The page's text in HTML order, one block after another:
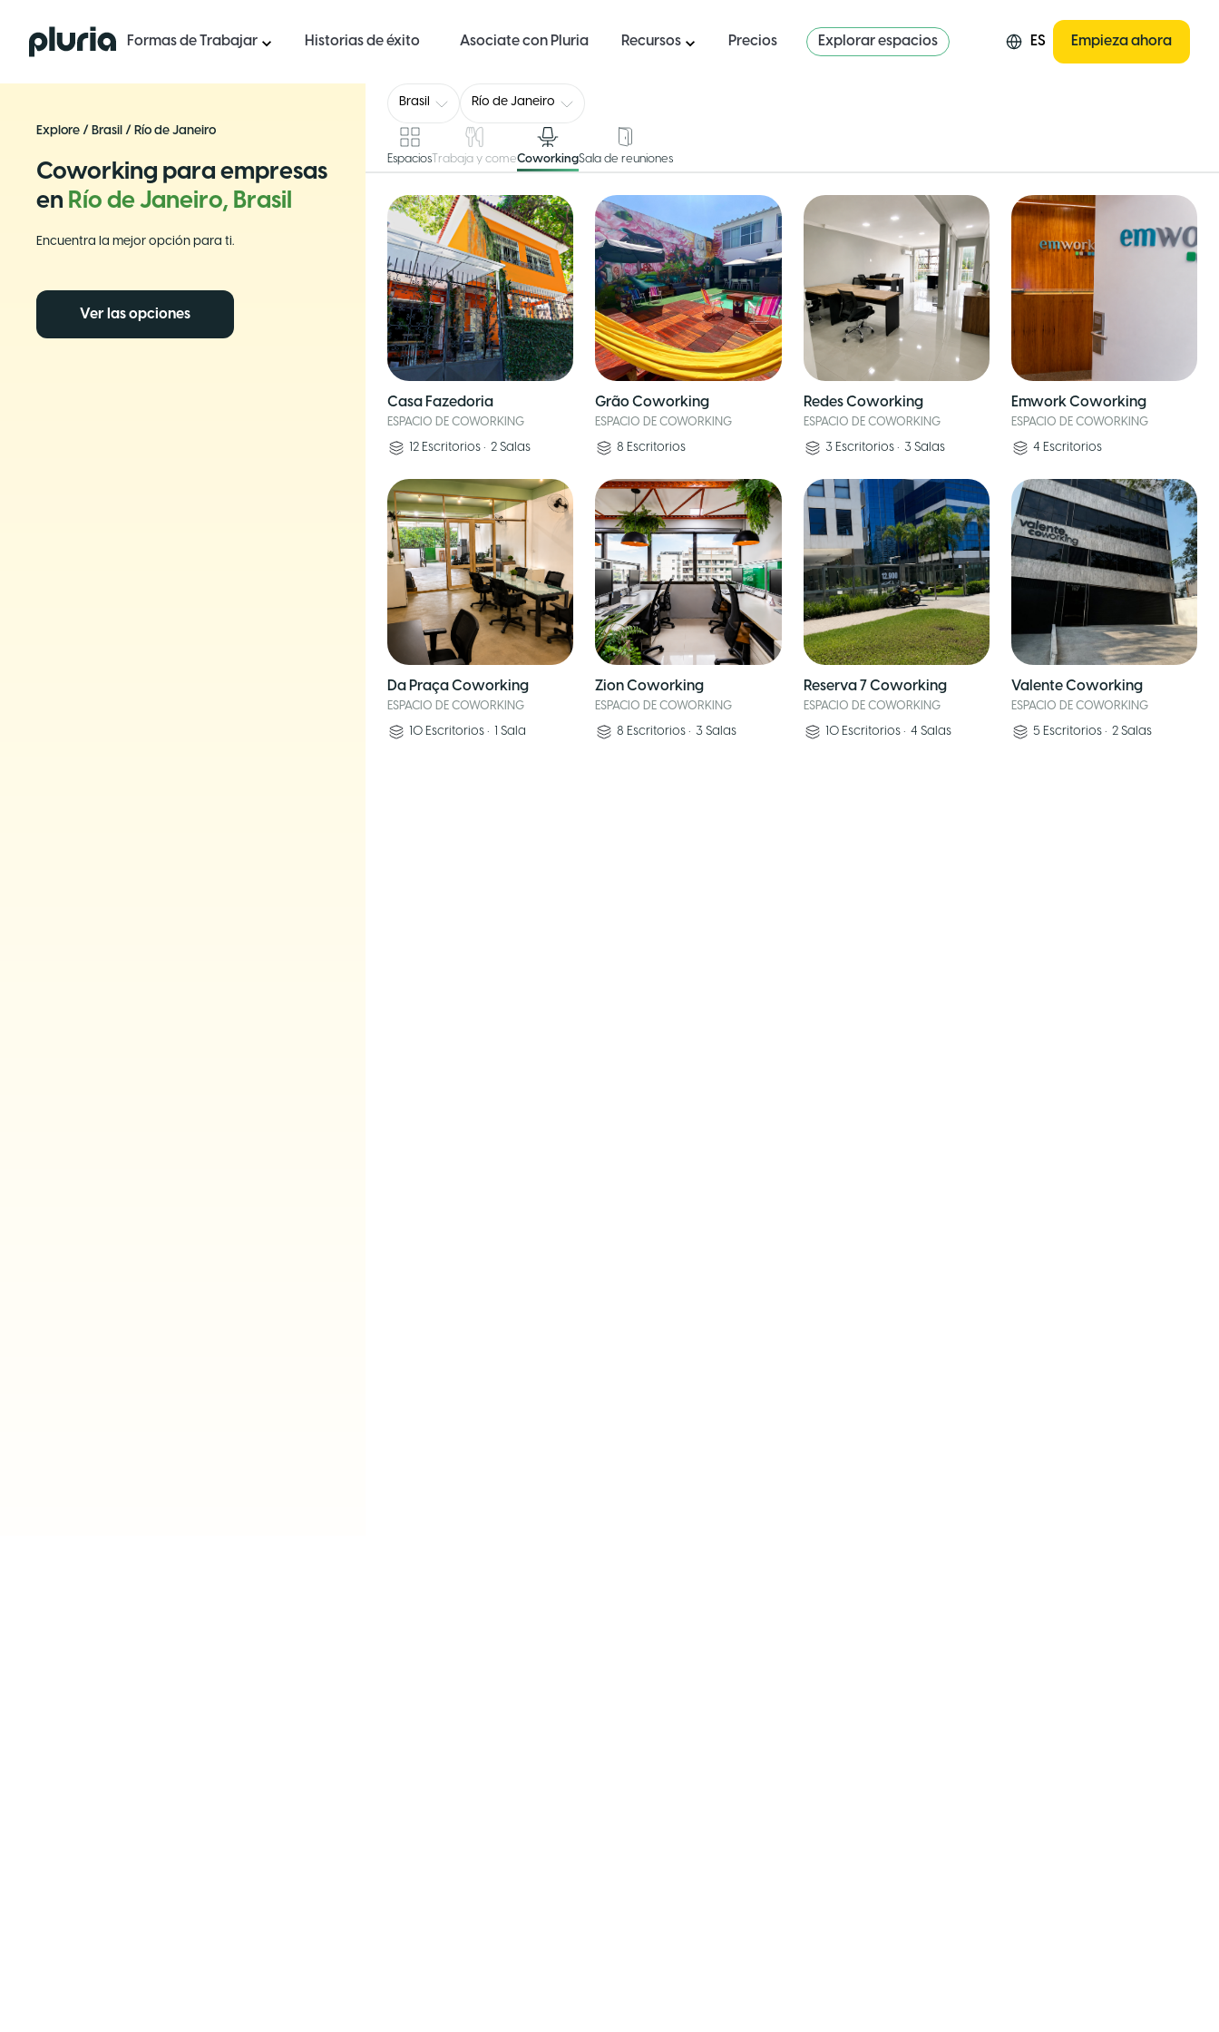
Logo Pluria Formas de Trabajar Historias de éxito Asociate con Pluria Recursos Precios Explorar espacios ES Empieza ahora
Explore / Brasil / Río de Janeiro
Coworking para empresas
en Río de Janeiro, Brasil
Encuentra la mejor opción para ti.
Ver las opciones
Brasil Río de Janeiro
Espacios Trabaja y comeCoworkingSala de reuniones
Casa Fazedoria
ESPACIO DE COWORKING
12 Escritorios •2 Salas
Grão Coworking
ESPACIO DE COWORKING
8 Escritorios
Redes Coworking
ESPACIO DE COWORKING
3 Escritorios• 3 Salas
Emwork Coworking
ESPACIO DE COWORKING
4 Escritorios
Da Praça Coworking
ESPACIO DE COWORKING
10 Escritorios • 1 Sala
Zion Coworking
ESPACIO DE COWORKING
8 Escritorios • 3 Salas
Reserva 7 Coworking
ESPACIO DE COWORKING
10 Escritorios• 4 Salas
Valente Coworking
ESPACIO DE COWORKING
5 Escritorios• 2 Salas